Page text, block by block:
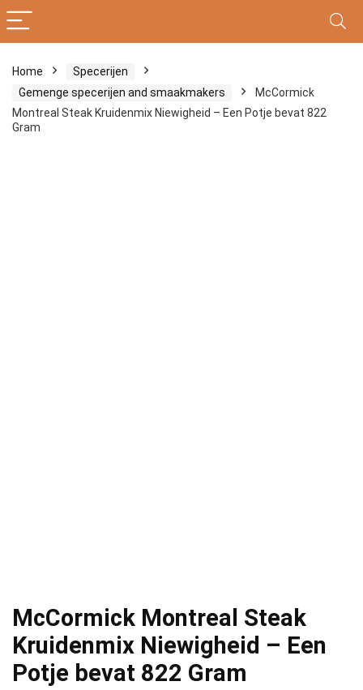
Home
Specerijen
Gemenge specerijen and smaakmakers
McCormick
Montreal Steak Kruidenmix Niewigheid – Een Potje bevat 822
Gram
McCormick Montreal Steak
Kruidenmix Niewigheid – Een
Potje bevat 822 Gram